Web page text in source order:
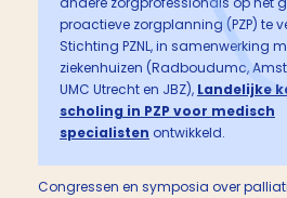
proactieve zorgplanning (PZP) te
Stichting PZNL, in samenwerking
ziekenhuizen (Radboudumc,
UMC Utrecht en JBZ), Landelijke
scholing in PZP voor medisch
specialisten ontwikkeld.
Congressen en symposia over